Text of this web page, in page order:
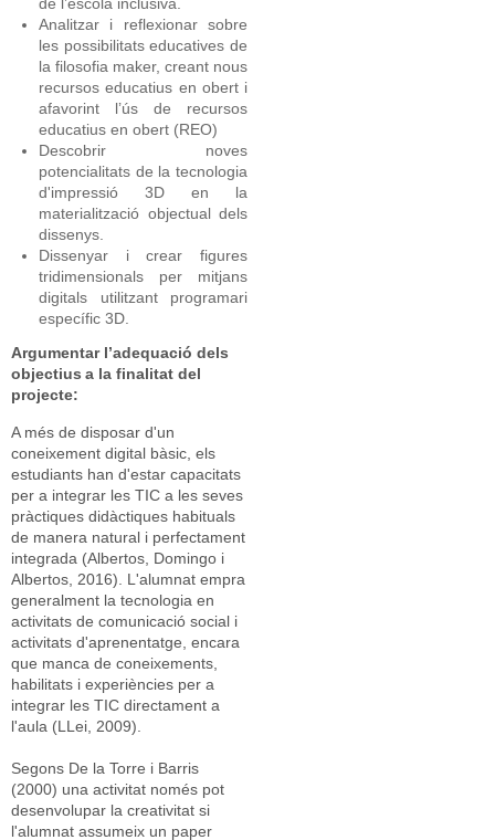
Analitzar i reflexionar sobre
les possibilitats educatives de
la filosofia maker, creant nous
recursos educatius en obert i
afavorint l’ús de recursos
educatius en obert (REO)
Descobrir noves
potencialitats de la tecnologia
d'impressió 3D en la
materialització objectual dels
dissenys.
Dissenyar i crear figures
tridimensionals per mitjans
digitals utilitzant programari
específic 3D.
Argumentar l’adequació dels
objectius a la finalitat del
projecte:
A més de disposar d'un
coneixement digital bàsic, els
estudiants han d'estar capacitats
per a integrar les TIC a les seves
pràctiques didàctiques habituals
de manera natural i perfectament
integrada (Albertos, Domingo i
Albertos, 2016). L'alumnat empra
generalment la tecnologia en
activitats de comunicació social i
activitats d'aprenentatge, encara
que manca de coneixements,
habilitats i experiències per a
integrar les TIC directament a
l'aula (LLei, 2009).
Segons De la Torre i Barris
(2000) una activitat només pot
desenvolupar la creativitat si
l'alumnat assumeix un paper